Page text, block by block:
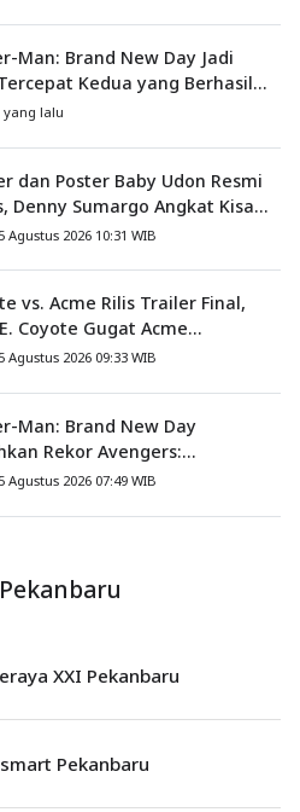
Man: Brand New Day Jadi
Kedua yang Berhasil
US$1 Miliar
yang lalu
dan Poster Baby Udon Resmi
Denny Sumargo Angkat Kisah
Fanny Kondoh
Agustus 2026 10:31 WIB
vs. Acme Rilis Trailer Final,
Coyote Gugat Acme
ke Pengadilan
Agustus 2026 09:33 WIB
Man: Brand New Day
Rekor Avengers:
Cetak Debut Box Office
Agustus 2026 07:49 WIB
XXI Pekanbaru
Pekanbaru